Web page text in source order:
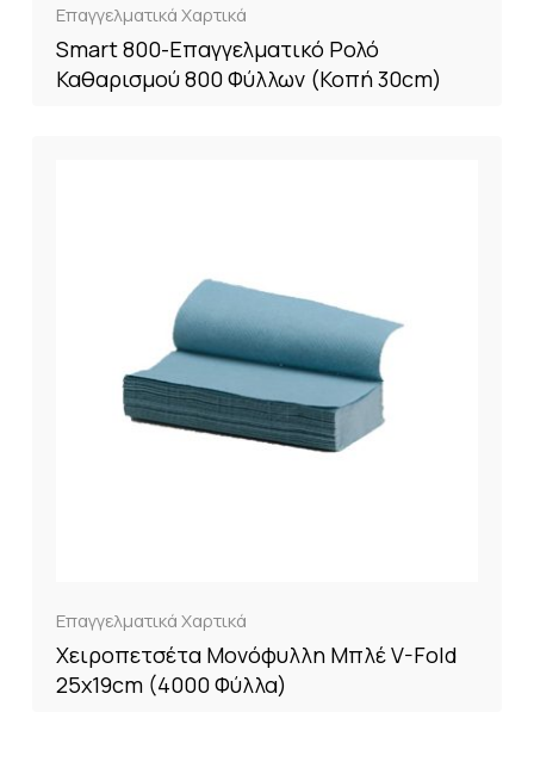
Επαγγελματικά Χαρτικά
Smart 800-Επαγγελματικό Ρολό
Καθαρισμού 800 Φύλλων (Κοπή 30cm)
Επαγγελματικά Χαρτικά
Χειροπετσέτα Μονόφυλλη Μπλέ V-Fold
25x19cm (4000 Φύλλα)